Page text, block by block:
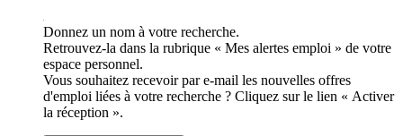
Donnez un nom à votre recherche.
Retrouvez-la dans la rubrique « Mes alertes emploi » de votre
espace personnel.
Vous souhaitez recevoir par e-mail les nouvelles offres
d'emploi liées à votre recherche ? Cliquez sur le lien « Activer
la réception ».